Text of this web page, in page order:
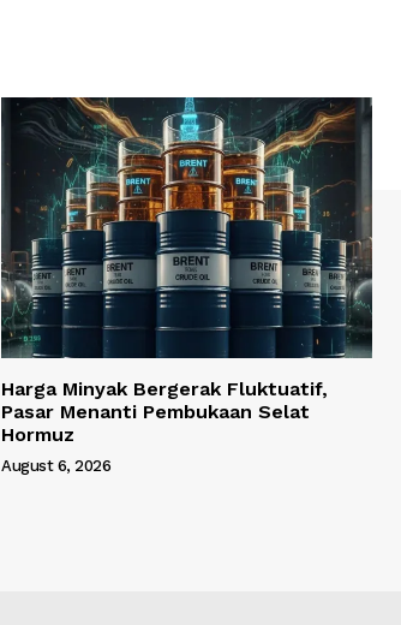
Harga Minyak Bergerak Fluktuatif,
Pasar Menanti Pembukaan Selat
Hormuz
August 6, 2026